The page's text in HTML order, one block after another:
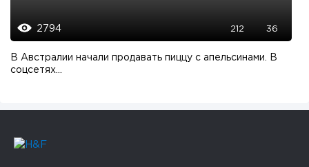
2794 212 36
В Австралии начали продавать пиццу с апельсинами. В
соцсетях...